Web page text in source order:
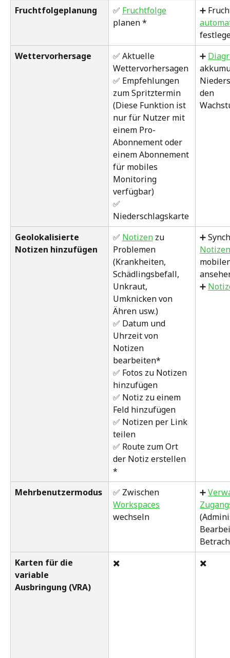
Fruchtfolgeplanung ✅ Fruchtfolge
planen *
➕
Wettervorhersage
✅ Aktuelle
Wettervorhersagen
✅ Empfehlungen
zum Spritztermin
(Diese Funktion ist
nur für Nutzer mit
einem Pro-
Abonnement oder
einem Abonnement
für mobiles
Monitoring
verfügbar)
✅
Niederschlagskarte
➕
den
Geolokalisierte
Notizen hinzufügen
✅ Notizen zu
Problemen
(Krankheiten,
Schädlingsbefall,
Unkraut,
Umknicken von
Ähren usw.)
✅ Datum und
Uhrzeit von
Notizen
bearbeiten*
✅ Fotos zu Notizen
hinzufügen
✅ Notiz zu einem
Feld hinzufügen
✅ Notizen per Link
teilen
✅ Route zum Ort
der Notiz erstellen
*
➕
Notizen
➕
Mehrbenutzermodus
✅ Zwischen
Workspaces
wechseln
➕
Karten für die
variable
Ausbringung (VRA)
✖️ ✖️